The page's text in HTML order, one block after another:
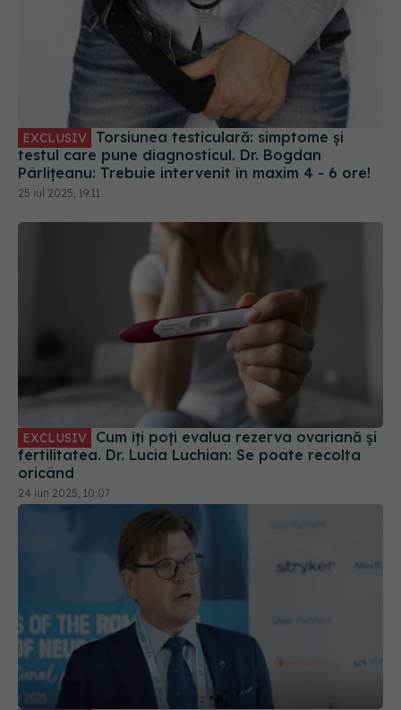
EXCLUSIV
testul care pune diagnosticul. Dr. Bogdan
Pârlițeanu: Trebuie intervenit în maxim 4 - 6 ore!
25 iul 2025, 19:11
EXCLUSIV
fertilitatea. Dr. Lucia Luchian: Se poate recolta
oricând
24 iun 2025, 10:07